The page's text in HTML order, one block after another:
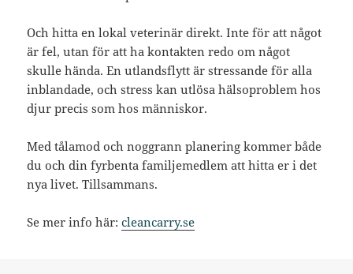
Och hitta en lokal veterinär direkt. Inte för att något
är fel, utan för att ha kontakten redo om något
skulle hända. En utlandsflytt är stressande för alla
inblandade, och stress kan utlösa hälsoproblem hos
djur precis som hos människor.
Med tålamod och noggrann planering kommer både
du och din fyrbenta familjemedlem att hitta er i det
nya livet. Tillsammans.
Se mer info här:cleancarry.se